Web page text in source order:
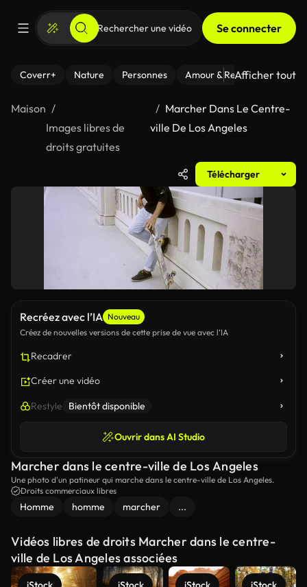
Se connecter
Coverr+ Nature Personnes Amour & Relations Le
Afficher tout
Maison
Images libres de
droits gratuites
Marcher Dans Le Centre-
ville De Los Angeles
Télécharger
Recréez avec l’IA Nouveau
Créez de nouvelles versions de cette prise de vue avec l’IA
Recadrer
Créer une vidéo
Restyle Bientôt disponible
Ouvrir dans AI Studio
Marcher dans le centre-ville de Los Angeles
Une photo d'un patineur qui marche dans le centre-ville de Los Angeles.
Droits commerciaux libres
Homme homme marcher ...
Vidéos libres de droits Marcher dans le centre-
ville de Los Angeles associées